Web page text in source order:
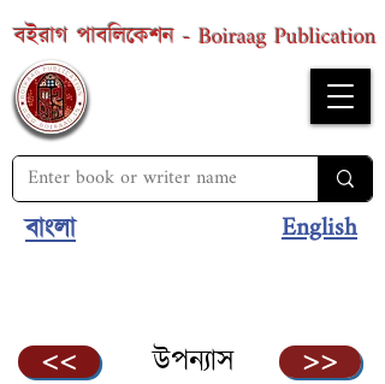
বইরাগ পাবলিকেশন - Boiraag Publication
বাংলা English
উপন্যাস
<< >>